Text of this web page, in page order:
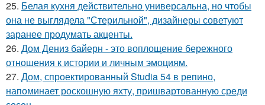
25. Белая кухня действительно универсальна, но чтобы
она не выглядела "Стерильной", дизайнеры советуют
заранее продумать акценты.
26. Дом Дениз байерн - это воплощение бережного
отношения к истории и личным эмоциям.
27. Дом, спроектированный Studia 54 в репино,
напоминает роскошную яхту, пришвартованную среди